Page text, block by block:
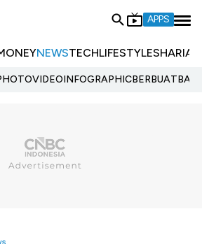
APPS
NEWSTECHLIFESTYLESHARIA
VIDEOINFOGRAPHIC